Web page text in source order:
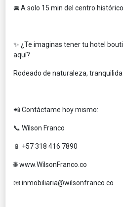
🚘 A solo 15 min del centro
✨ ¿Te imaginas tener tu hotel
aquí?
Rodeado de naturaleza,
📲 Contáctame hoy mismo:
📞 Wilson Franco
📱 +57 318 416 7890
🌐 www.WilsonFranco.co
📧 inmobiliaria@wilsonfranco.co